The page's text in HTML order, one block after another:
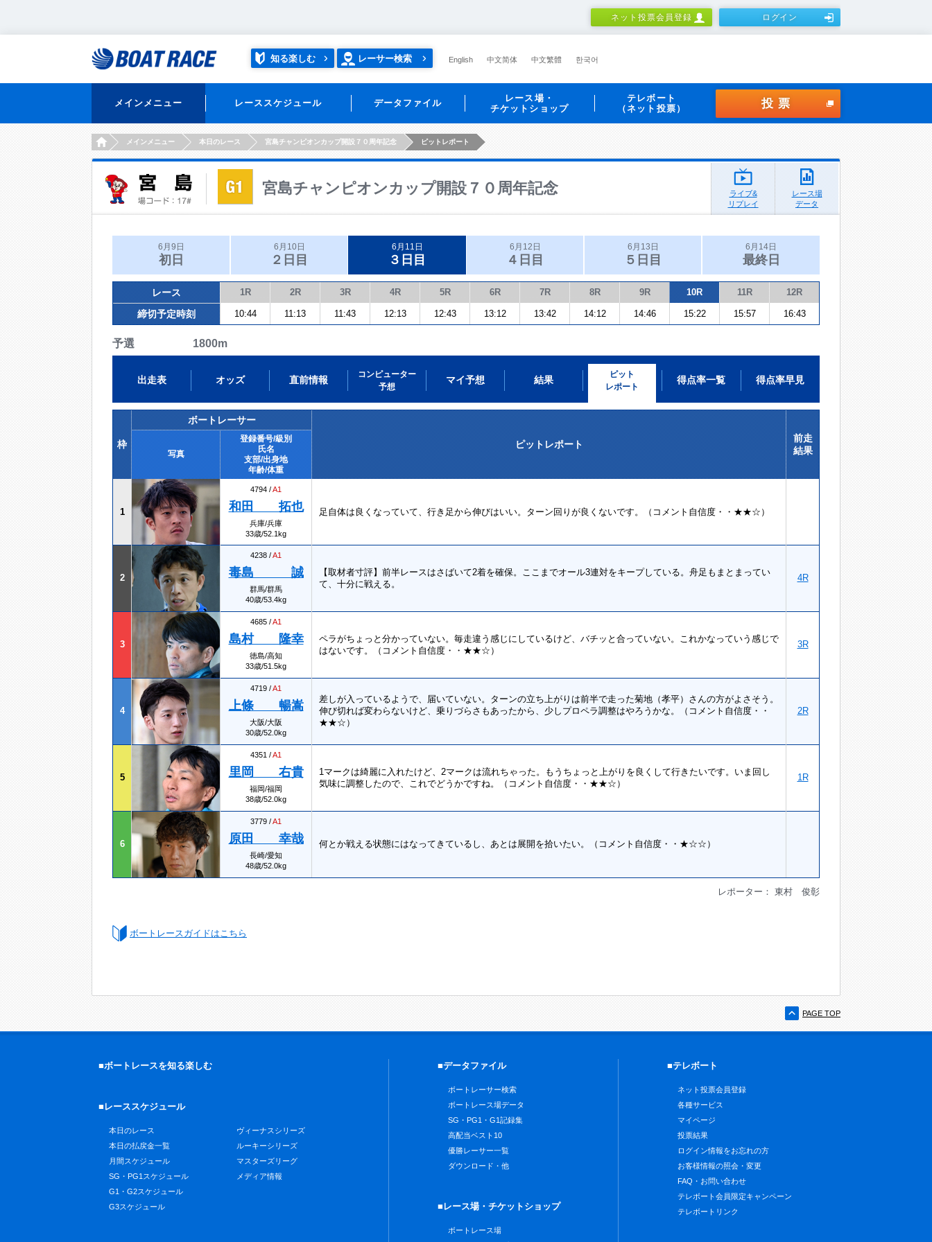
ネット投票会員登録 ログイン
知る楽しむ レーサー検索 English 中文简体 中文繁體 한국어
メインメニュー レーススケジュール データファイル
レース場・
チケットショップ
テレボート
（ネット投票）
投票
HOMEメインメニュー 本日のレース 宮島チャンピオンカップ開設７０周年記念 ピットレポート
宮島チャンピオンカップ開設７０周年記念
ライブ&
リプレイ
レース場
データ
6月9日
初日
6月10日
２日目
6月11日
３日目
6月12日
４日目
6月13日
５日目
6月14日
最終日
レース 1R 2R 3R 4R 5R 6R 7R 8R 9R 10R 11R 12R
締切予定時刻 10:44 11:13 11:43 12:13 12:43 13:12 13:42 14:12 14:46 15:22 15:57 16:43
予選 1800m
出走表 オッズ 直前情報
コンピューター
予想
マイ予想 結果
ピット
レポート
得点率一覧 得点率早見
枠
ボートレーサー
ピットレポート
前走
結果
写真
登録番号/級別
氏名
支部/出身地
年齢/体重
1
4794 /A1
和田 拓也
兵庫/兵庫
33歳/52.1kg
足自体は良くなっていて、行き足から伸びはいい。ターン回りが良くないです。（コメント自信度・・★★☆）
2
4238 /A1
毒島 誠
群馬/群馬
40歳/53.4kg
【取材者寸評】前半レースはさばいて2着を確保。ここまでオール3連対をキープしている。舟足もまとまってい
て、十分に戦える。
4R
3
4685 /A1
島村 隆幸
徳島/高知
33歳/51.5kg
ペラがちょっと分かっていない。毎走違う感じにしているけど、バチッと合っていない。これかなっていう感じで
はないです。（コメント自信度・・★★☆）
3R
4
4719 /A1
上條 暢嵩
大阪/大阪
30歳/52.0kg
差しが入っているようで、届いていない。ターンの立ち上がりは前半で走った菊地（孝平）さんの方がよさそう。
伸び切れば変わらないけど、乗りづらさもあったから、少しプロペラ調整はやろうかな。（コメント自信度・・
★★☆）
2R
5
4351 /A1
里岡 右貴
福岡/福岡
38歳/52.0kg
1マークは綺麗に入れたけど、2マークは流れちゃった。もうちょっと上がりを良くして行きたいです。いま回し
気味に調整したので、これでどうかですね。（コメント自信度・・★★☆）
1R
6
3779 /A1
原田 幸哉
長崎/愛知
48歳/52.0kg
何とか戦える状態にはなってきているし、あとは展開を拾いたい。（コメント自信度・・★☆☆）
レポーター： 東村 俊彰
ボートレースガイドはこちら
PAGE TOP
■ボートレースを知る楽しむ
■レーススケジュール
本日のレース
本日の払戻金一覧
月間スケジュール
SG・PG1スケジュール
G1・G2スケジュール
G3スケジュール
ヴィーナスシリーズ
ルーキーシリーズ
マスターズリーグ
メディア情報
■データファイル
ボートレーサー検索
ボートレース場データ
SG・PG1・G1記録集
高配当ベスト10
優勝レーサー一覧
ダウンロード・他
■レース場・チケットショップ
ボートレース場
■テレボート
ネット投票会員登録
各種サービス
マイページ
投票結果
ログイン情報をお忘れの方
お客様情報の照会・変更
FAQ・お問い合わせ
テレボート会員限定キャンペーン
テレボートリンク